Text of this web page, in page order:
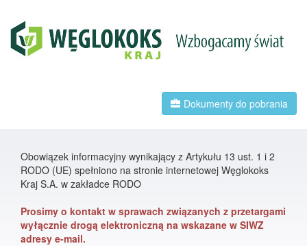
Dokumenty do pobrania
Obowiązek informacyjny wynikający z Artykułu 13 ust. 1 i 2
RODO (UE) spełniono na stronie internetowej Węglokoks
Kraj S.A. w zakładce RODO
Prosimy o kontakt w sprawach związanych z przetargami
wyłącznie drogą elektroniczną na wskazane w SIWZ
adresy e-mail.